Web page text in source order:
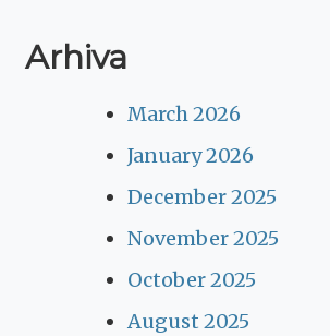
Arhiva
March 2026
January 2026
December 2025
November 2025
October 2025
August 2025